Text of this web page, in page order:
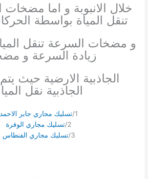
خلال الانبوبة و اما مضخات
تنقل المياة بواسطة
و مضخات السرعة تنقل
زيادة السرعة و
الجاذبية الارضية حيث
الجاذبية نقل
1/ تسليك مجاري جابر الاحمد
2/ تسليك مجاري الوفرة
3/ تسليك مجاري الفنطاس